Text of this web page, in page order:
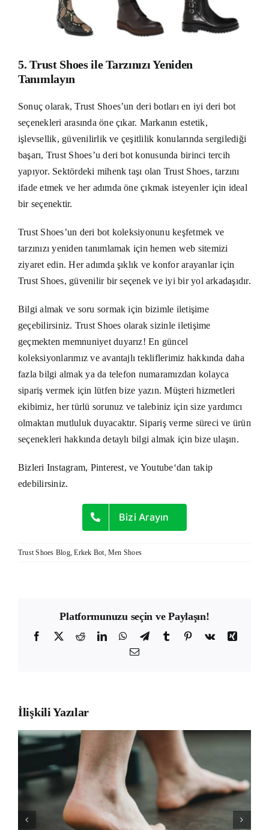
5. Trust Shoes ile Tarzınızı Yeniden
Tanımlayın
Sonuç olarak, Trust Shoes’un deri botları en iyi deri bot
seçenekleri arasında öne çıkar. Markanın estetik,
işlevsellik, güvenilirlik ve çeşitlilik konularında sergilediği
başarı, Trust Shoes’u deri bot konusunda birinci tercih
yapıyor. Sektördeki mihenk taşı olan Trust Shoes, tarzını
ifade etmek ve her adımda öne çıkmak isteyenler için ideal
bir seçenektir.
Trust Shoes’un deri bot koleksiyonunu keşfetmek ve
tarzınızı yeniden tanımlamak için hemen web sitemizi
ziyaret edin. Her adımda şıklık ve konfor arayanlar için
Trust Shoes, güvenilir bir seçenek ve iyi bir yol arkadaşıdır.
Bilgi almak ve soru sormak için bizimle iletişime
geçebilirsiniz. Trust Shoes olarak sizinle iletişime
geçmekten memnuniyet duyarız! En güncel
koleksiyonlarımız ve avantajlı tekliflerimiz hakkında daha
fazla bilgi almak ya da telefon numaramızdan kolayca
sipariş vermek için lütfenbize yazın. Müşteri hizmetleri
ekibimiz, her türlü sorunuz ve talebiniz için size yardımcı
olmaktan mutluluk duyacaktır. Sipariş verme süreci ve ürün
seçenekleri hakkında detaylı bilgi almak için bize ulaşın.
Bizleri Instagram, Pinterest, ve Youtube‘dan takip
edebilirsiniz.
Bizi Arayın
Trust Shoes Blog,Erkek Bot, Men Shoes
Platformunuzu seçin ve Paylaşın!
Facebook
X RedditLinkedInWhatsApp
TelegramTumblr Pinterest
Vk
Xing
E-
İlişkili Yazılar